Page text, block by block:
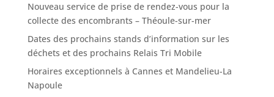
Nouveau service de prise de rendez-vous pour la
collecte des encombrants – Théoule-sur-mer
Dates des prochains stands d’information sur les
déchets et des prochains Relais Tri Mobile
Horaires exceptionnels à Cannes et Mandelieu-La
Napoule